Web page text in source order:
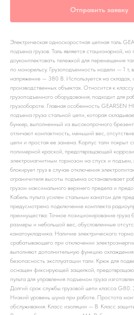
Отправить заявку
Электрическая односкоростная цепная таль
подъема грузов. Таль является стационарной,
доукомплектовать тележкой для перемещения
по монорельсу. Грузоподъемность модели — 1
напряжение — 380 В. Используется на складах,
производственных объектах. Относится к
грузоподъемного оборудования, подходит для
грузообороте. Главная особенность GEARSEN
подъема груза стальной цепи, которая
бункер, выполненный из высокопрочного
отличают компактность, меньший вес,
цепи и простая ее замена. Корпус тали покрыт
полимерной краской, предотвращающей
электромагнитным тормозом на спуск и подъем,
блокирует груз в случае отключения
ограничителя высоты подъема останавливает
грузом максимального верхнего предела и
Кабель пульта усилен стальным канатом для
предусмотрено подключение комплекта
преимущества: Точное позиционирование
размеры и небольшой вес, обусловленные
канатоукладчика. Наличие электрического
срабатывающего при отключении
выполняют дополнительную функцию
безопасность эксплуатации тали. Крюк для
оснащен фиксирующей защелкой,
пульта для управления подъемом груза
Долгий срок службы грузовой цепи класса
Низкий уровень шума при работе. Простота
обслуживания. Класс изоляции — B. Класс